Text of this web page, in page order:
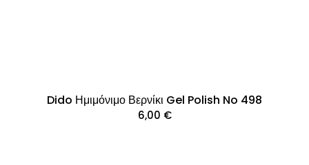
Dido Ημιμόνιμο Βερνίκι Gel Polish No 498
6,00 €